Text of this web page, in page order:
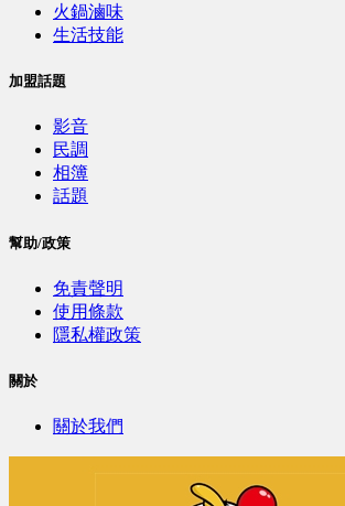
火鍋滷味
生活技能
加盟話題
影音
民調
相簿
話題
幫助/政策
免責聲明
使用條款
隱私權政策
關於
關於我們